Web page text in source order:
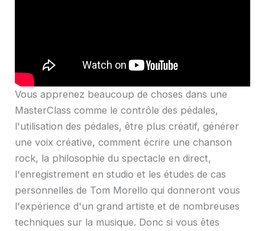
Vous apprenez beaucoup de choses dans une
MasterClass comme le contrôle des pédales,
l'utilisation des pédales, être plus créatif, générer
une voix créative, comment écrire une chanson
rock, la philosophie du spectacle en direct,
l'enregistrement en studio et les études de cas
personnelles de Tom Morello qui donneront vous
l'expérience d'un grand artiste et de nombreuses
techniques sur la musique. Donc si vous êtes